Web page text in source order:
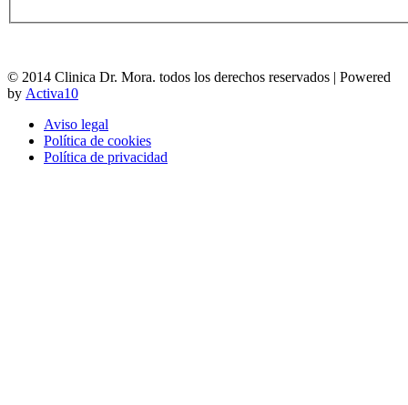
© 2014 Clinica Dr. Mora. todos los derechos reservados | Powered
by Activa10
Aviso legal
Política de cookies
Política de privacidad